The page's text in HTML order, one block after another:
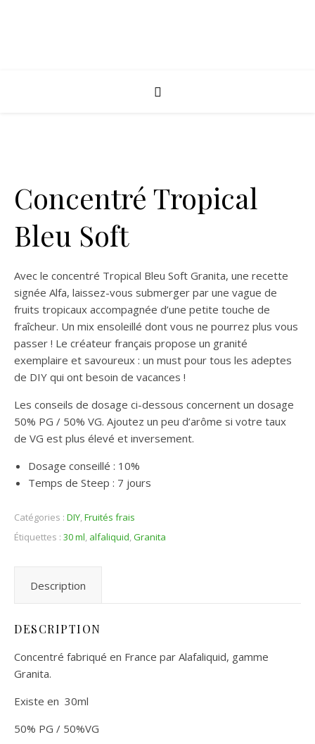
Concentré Tropical
Bleu Soft
Avec le concentré Tropical Bleu Soft Granita, une recette
signée Alfa, laissez-vous submerger par une vague de
fruits tropicaux accompagnée d’une petite touche de
fraîcheur. Un mix ensoleillé dont vous ne pourrez plus vous
passer ! Le créateur français propose un granité
exemplaire et savoureux : un must pour tous les adeptes
de DIY qui ont besoin de vacances !
Les conseils de dosage ci-dessous concernent un dosage
50% PG / 50% VG. Ajoutez un peu d’arôme si votre taux
de VG est plus élevé et inversement.
Dosage conseillé : 10%
Temps de Steep : 7 jours
Catégories : DIY,Fruités frais
Étiquettes : 30 ml, alfaliquid,Granita
Description
DESCRIPTION
Concentré fabriqué en France par Alafaliquid, gamme
Granita.
Existe en 30ml
50% PG / 50%VG